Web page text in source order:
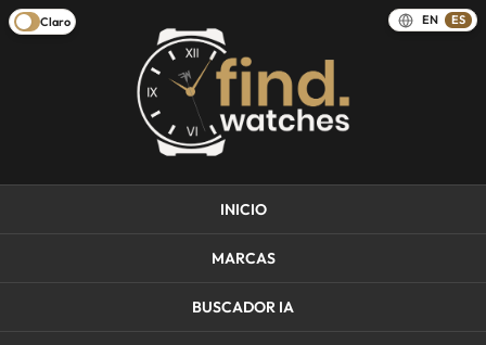
Claro EN ES
INICIO
MARCAS
BUSCADOR IA